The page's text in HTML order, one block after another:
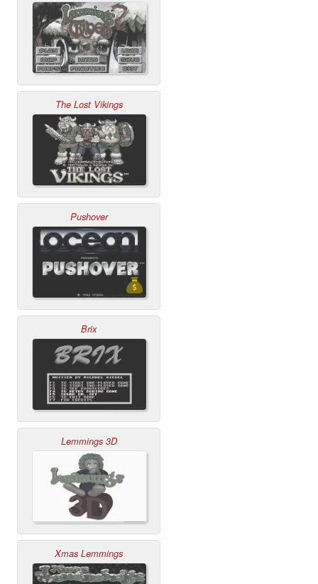
The Lost Vikings
Pushover
Brix
Lemmings 3D
Xmas Lemmings